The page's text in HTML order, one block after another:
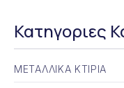
Κατηγοριες
ΜΕΤΑΛΛΙΚΑ ΚΤΙΡΙΑ